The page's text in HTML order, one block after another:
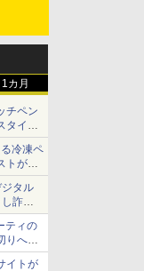
1カ月
チペン
タイラ
持ち替
冷凍ペ
トがロ
・ろー
？】
タル
詐欺
映像を
ティの
りへ
イトが